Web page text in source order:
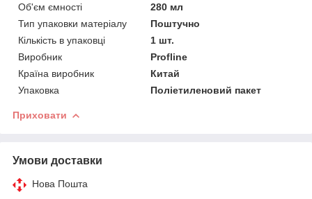
Об'єм ємності
280 мл
Тип упаковки матеріалу
Поштучно
Кількість в упаковці
1 шт.
Виробник
Profline
Країна виробник
Китай
Упаковка
Поліетиленовий пакет
Приховати
Умови доставки
Нова Пошта